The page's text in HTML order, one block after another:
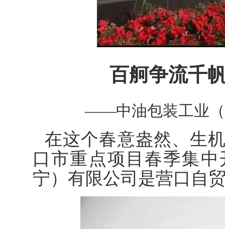
百舸争流千
——中油包装工业（
在这个春意盎然、生
口市重点项目春季集
宁）有限公司是营口自